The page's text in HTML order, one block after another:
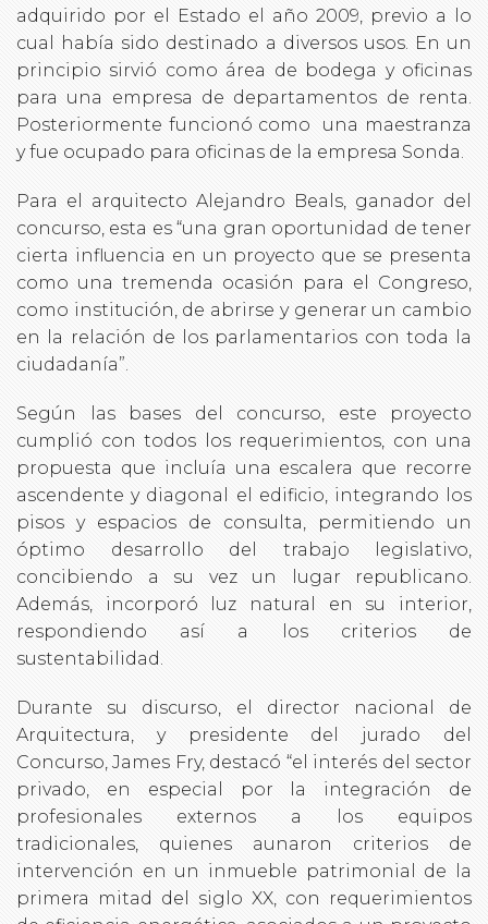
adquirido por el Estado el año 2009, previo a lo
cual había sido destinado a diversos usos. En un
principio sirvió como área de bodega y oficinas
para una empresa de departamentos de renta.
Posteriormente funcionó como una maestranza
y fue ocupado para oficinas de la empresa Sonda.
Para el arquitecto Alejandro Beals, ganador del
concurso, esta es “una gran oportunidad de tener
cierta influencia en un proyecto que se presenta
como una tremenda ocasión para el Congreso,
como institución, de abrirse y generar un cambio
en la relación de los parlamentarios con toda la
ciudadanía”.
Según las bases del concurso, este proyecto
cumplió con todos los requerimientos, con una
propuesta que incluía una escalera que recorre
ascendente y diagonal el edificio, integrando los
pisos y espacios de consulta, permitiendo un
óptimo desarrollo del trabajo legislativo,
concibiendo a su vez un lugar republicano.
Además, incorporó luz natural en su interior,
respondiendo así a los criterios de
sustentabilidad.
Durante su discurso, el director nacional de
Arquitectura, y presidente del jurado del
Concurso, James Fry, destacó “el interés del sector
privado, en especial por la integración de
profesionales externos a los equipos
tradicionales, quienes aunaron criterios de
intervención en un inmueble patrimonial de la
primera mitad del siglo XX, con requerimientos